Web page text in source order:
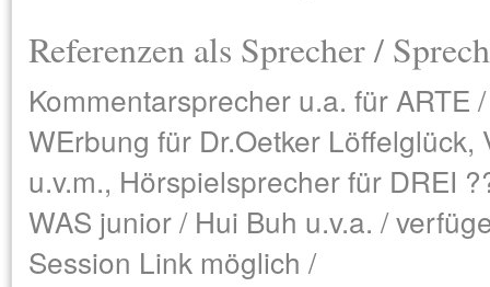
Referenzen als Sprecher /
Kommentarsprecher u.a. für ARTE
WErbung für Dr.Oetker
u.v.m., Hörspielsprecher für DREI
WAS junior / Hui Buh u.v.a. /
Session Link möglich /